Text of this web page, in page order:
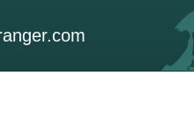
.com